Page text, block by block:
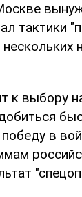
тактики
к выбору
в